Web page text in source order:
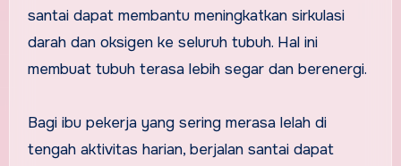
santai dapat membantu meningkatkan sirkulasi
darah dan oksigen ke seluruh tubuh. Hal ini
membuat tubuh terasa lebih segar dan berenergi.
Bagi ibu pekerja yang sering merasa lelah di
tengah aktivitas harian, berjalan santai dapat